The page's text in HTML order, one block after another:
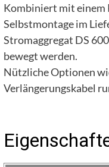
Kombiniert mit einem
Selbstmontage im
Stromaggregat DS
bewegt werden.
Nützliche Optionen
Verlängerungskabel